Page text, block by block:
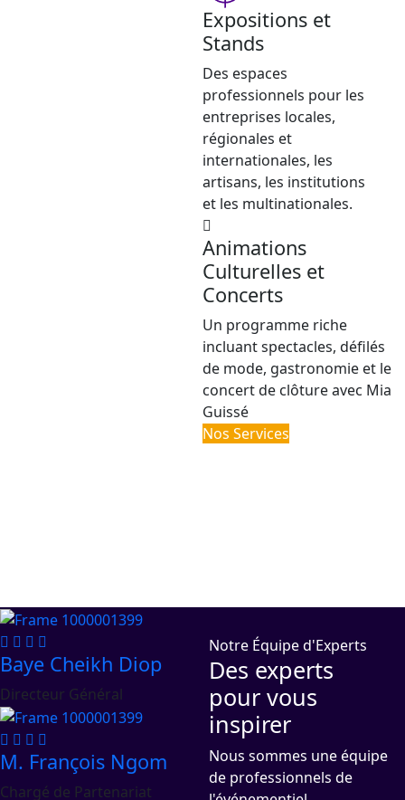
Expositions et
Stands
Des espaces
professionnels pour les
entreprises locales,
régionales et
internationales, les
artisans, les institutions
et les multinationales.
Animations
Culturelles et
Concerts
Un programme riche
incluant spectacles, défilés
de mode, gastronomie et le
concert de clôture avec Mia
Guissé
Nos Services
Baye Cheikh Diop
Directeur Général
M. François Ngom
Chargé de Partenariat
Notre Équipe d'Experts
Des experts
pour vous
inspirer
Nous sommes une équipe
de professionnels de